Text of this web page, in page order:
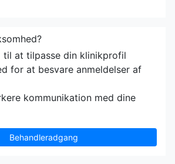
til at tilpasse din klinikprofil
for at besvare anmeldelser af
kommunikation med dine
Behandleradgang